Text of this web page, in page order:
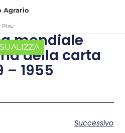
mondiale
della carta
– 1955
Successivo
Agrario
Play